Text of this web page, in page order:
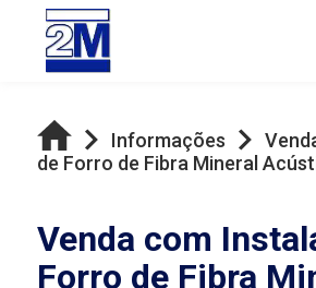
Informações
de Forro de Fibra Mineral
Venda com
Forro de Fibra